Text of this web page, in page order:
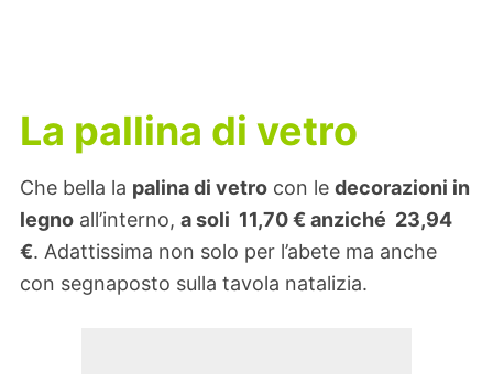
La pallina di vetro
Che bella la palina di vetro con le decorazioni in
legno all’interno, a soli 11,70 € anziché 23,94
€. Adattissima non solo per l’abete ma anche
con segnaposto sulla tavola natalizia.